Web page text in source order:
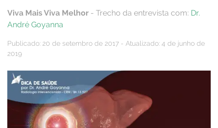
Viva Mais Viva Melhor - Trecho da entrevista com: Dr.
André Goyanna
Publicado: 20 de setembro de 2017 - Atualizado: 4 de junho de
2019